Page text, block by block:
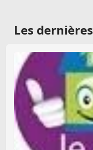
Les dernières